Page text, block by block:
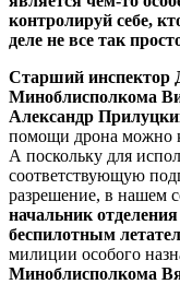
контролируй себе,
деле не все так
Старший
Миноблисполкома
Александр
помощи дрона можно
А поскольку для
соответствующую
разрешение, в нашем
начальник
беспилотным
милиции особого
Миноблисполкома